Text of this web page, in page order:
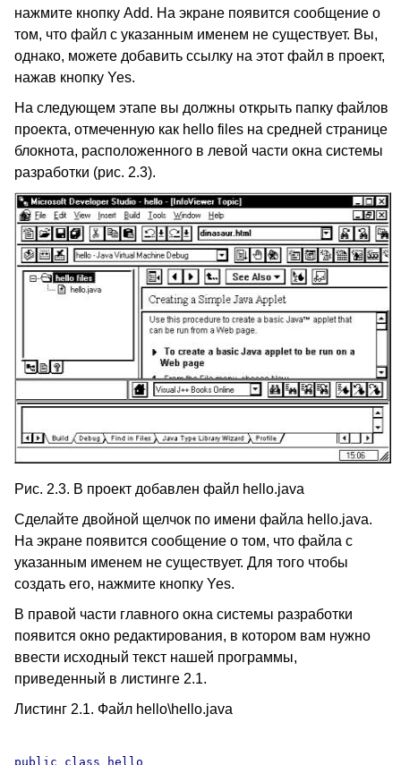
нажмите кнопку Add. На экране появится сообщение о
том, что файл с указанным именем не существует. Вы,
однако, можете добавить ссылку на этот файл в проект,
нажав кнопку Yes.
На следующем этапе вы должны открыть папку файлов
проекта, отмеченную как hello files на средней странице
блокнота, расположенного в левой части окна системы
разработки (рис. 2.3).
Рис. 2.3. В проект добавлен файл hello.java
Сделайте двойной щелчок по имени файла hello.java.
На экране появится сообщение о том, что файла с
указанным именем не существует. Для того чтобы
создать его, нажмите кнопку Yes.
В правой части главного окна системы разработки
появится окно редактирования, в котором вам нужно
ввести исходный текст нашей программы,
приведенный в листинге 2.1.
Листинг 2.1. Файл hello\hello.java
public class hello